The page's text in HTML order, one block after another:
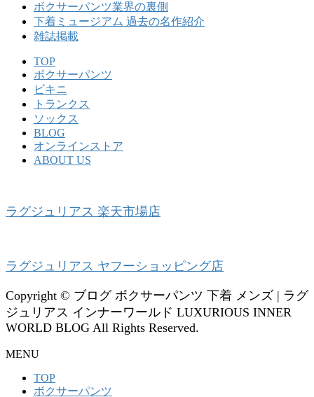
ボクサーパンツ業界の裏側
下着ミュージアム 過去の名作紹介
雑誌掲載
TOP
ボクサーパンツ
ビキニ
トランクス
ソックス
BLOG
オンラインストア
ABOUT US
ラグジュリアス 楽天市場店
ラグジュリアス ヤフーショッピング店
Copyright © ブログ ボクサーパンツ 下着 メンズ | ラグ
ジュリアス インナーワールド LUXURIOUS INNER
WORLD BLOG All Rights Reserved.
MENU
TOP
ボクサーパンツ